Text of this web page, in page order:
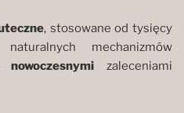
, stosowane od tysięcy
mechanizmów
nowoczesnymizaleceniami